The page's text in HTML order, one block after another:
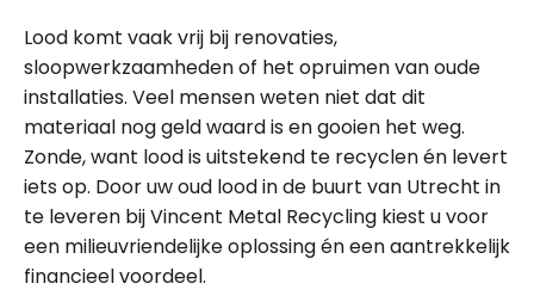
Lood komt vaak vrij bij renovaties,
sloopwerkzaamheden of het opruimen van oude
installaties. Veel mensen weten niet dat dit
materiaal nog geld waard is en gooien het weg.
Zonde, want lood is uitstekend te recyclen én levert
iets op. Door uw oud lood in de buurt van Utrecht in
te leveren bij Vincent Metal Recycling kiest u voor
een milieuvriendelijke oplossing én een aantrekkelijk
financieel voordeel.